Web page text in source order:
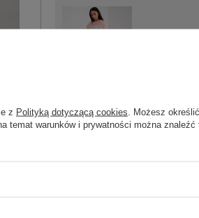
brzoskwiniowy
z Polityką dotyczącą cookies . Możesz
temat warunków i prywatności można